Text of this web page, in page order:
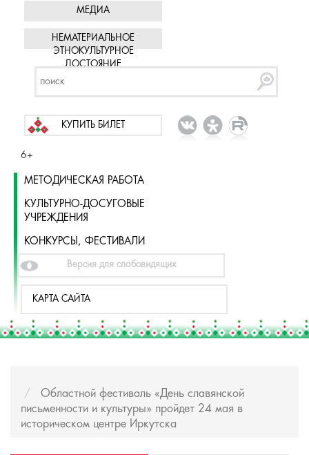
МЕДИА
НЕМАТЕРИАЛЬНОЕ
ЭТНОКУЛЬТУРНОЕ
ДОСТОЯНИЕ
КУПИТЬ БИЛЕТ
6+
МЕТОДИЧЕСКАЯ РАБОТА
КУЛЬТУРНО-ДОСУГОВЫЕ
УЧРЕЖДЕНИЯ
КОНКУРСЫ, ФЕСТИВАЛИ
Версия для слабовидящих
КАРТА САЙТА
Областной фестиваль «День славянской
письменности и культуры» пройдет 24 мая в
историческом центре Иркутска